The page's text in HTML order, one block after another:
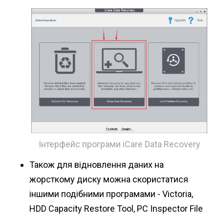
Інтерфейс програми iCare Data Recovery
Також для відновлення даних на
жорсткому диску можна скористатися
іншими подібними програмами - Victoria,
HDD Capacity Restore Tool, PC Inspector File